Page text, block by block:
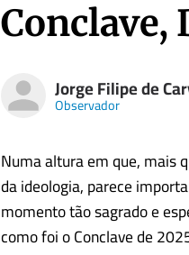
Conclave,
Jorge Filipe de
Observador
Numa altura em que, mais
da ideologia, parece
momento tão sagrado e
como foi o Conclave de